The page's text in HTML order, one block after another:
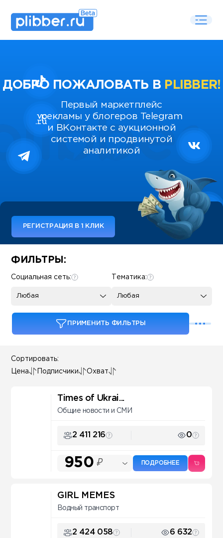
ДОБРО ПОЖАЛОВАТЬ В PLIBBER!
Первый маркетплейс
рекламы у блогеров Telegram
и ВКонтакте с аукционной
системой и продвинутой
аналитикой
РЕГИСТРАЦИЯ В 1 КЛИК
Some SEO Title
ФИЛЬТРЫ:
Тематика:
Любая
Социальная сеть:
Любая
ПРИМЕНИТЬ ФИЛЬТРЫ
Сортировать:
Цена Подписчики Охват
Times of Ukrai...
Общие новости и СМИ
2 411 216 0
950 ₽ ПОДРОБНЕЕ
GIRL MEMES
Водный транспорт
2 424 058 6 632